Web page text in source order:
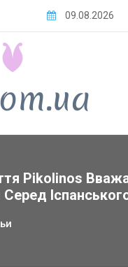
09.08.2026
Pikolinos